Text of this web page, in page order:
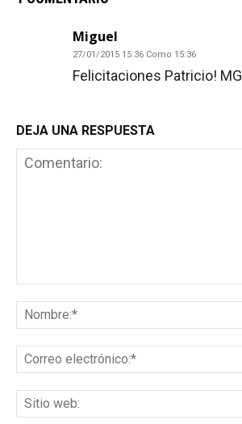
Miguel
27/01/2015 15:36 Como 15:36
Felicitaciones Patricio! MG
DEJA UNA RESPUESTA